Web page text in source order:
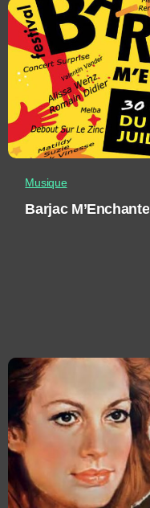
Musique
Barjac M’Enchante